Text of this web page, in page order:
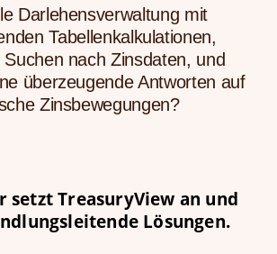
Darlehensverwaltung mit
Tabellenkalkulationen,
nach Zinsdaten, und
überzeugende Antworten auf
Zinsbewegungen?
setzt TreasuryView an und
Lösungen.